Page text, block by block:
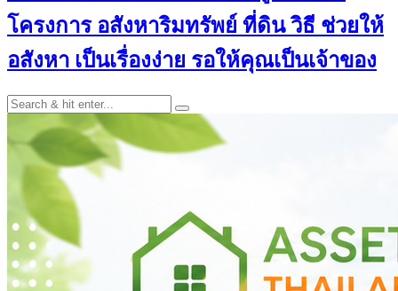
โครงการ อสังหาริมทรัพย์ ที่ดิน วิธี ช่วยให้
อสังหา เป็นเรื่องง่าย รอให้คุณเป็นเจ้าของ